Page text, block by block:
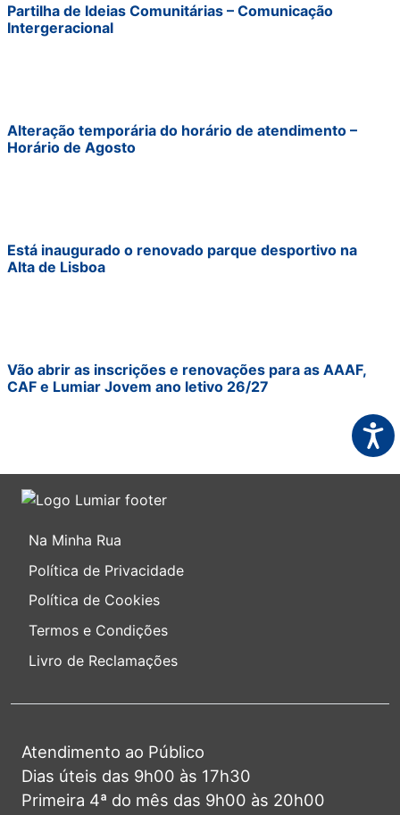
Partilha de Ideias Comunitárias – Comunicação
Intergeracional
Alteração temporária do horário de atendimento –
Horário de Agosto
Está inaugurado o renovado parque desportivo na
Alta de Lisboa
Vão abrir as inscrições e renovações para as AAAF,
CAF e Lumiar Jovem ano letivo 26/27
Na Minha Rua
Política de Privacidade
Política de Cookies
Termos e Condições
Livro de Reclamações
Atendimento ao Público
Dias úteis das 9h00 às 17h30
Primeira 4ª do mês das 9h00 às 20h00